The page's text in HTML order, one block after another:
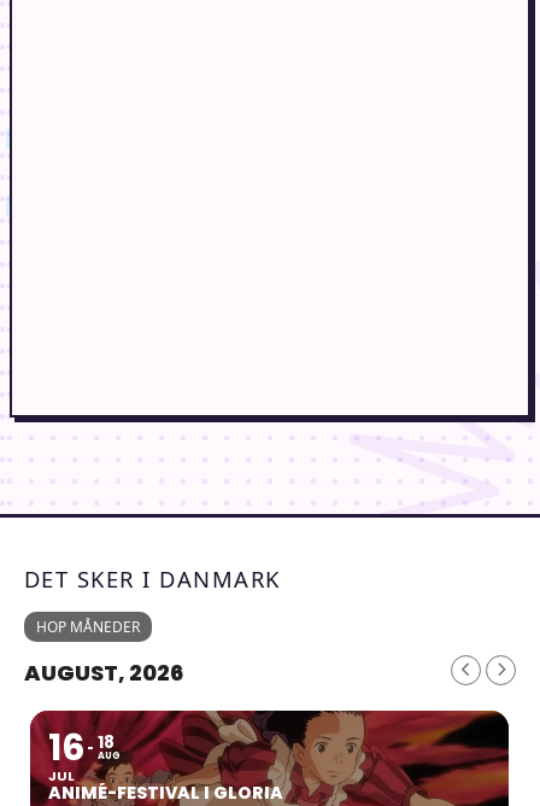
DET SKER I DANMARK
HOP MÅNEDER
AUGUST, 2026
16
JUL
18
AUG
ANIMÉ-FESTIVAL I GLORIA